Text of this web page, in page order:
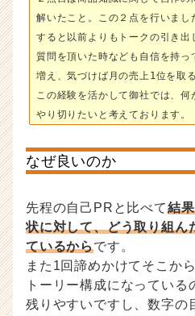
解いたこと。この２点を行いまし
すると以前よりもトークの引き出
質問を頂いた時なども自信を持
増え、気づけば月の売上1位を取
この経験を活かして御社では、
やり切りたいと考えております。
なぜ良いのか
先程の自己PRと比べて結
状に対して、どう取り組ん
ているからです。
また1回諦めかけてそこか
トーリー構成になっている
残りやすいですし、数字の